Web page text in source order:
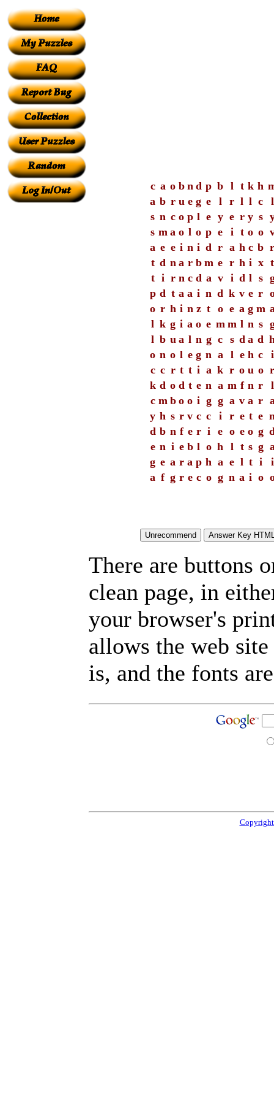
c a o b n d p b l t k h
a b r u e g e l r l l c
l
s n c o p l e y e r y s
s m a o l o p e i t o o
a e e i n i d r a h c b r
t d n a r b m e r h i x t
t i r n c d a v i d l s
p d t a a i n d k v e r
o r h i n z t o e a g m
l k g i a o e m m l n s
l b u a l n g c s d a d
o n o l e g n a l e h c
i
c c r t t i a k r o u o r
k d o d t e n a m f n r
l
c m b o o i g g a v a r
y h s r v c c i r e t e
d b n f e r i e o e o g
e n i e b l o h l t s g
g e a r a p h a e l t i
i
a f g r e c o g n a i o
There are buttons
clean page, in
your browser's
allows the web
is, and the fonts